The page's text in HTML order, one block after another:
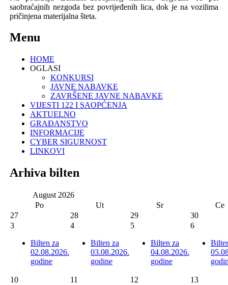
saobraćajnih nezgoda bez povrijeđenih lica, dok je na vozilima
pričinjena materijalna šteta.
Menu
HOME
OGLASI
KONKURSI
JAVNE NABAVKE
ZAVRŠENE JAVNE NABAVKE
VIJESTI 122 I SAOPĆENJA
AKTUELNO
GRAĐANSTVO
INFORMACIJE
CYBER SIGURNOST
LINKOVI
Arhiva bilten
August 2026
Po
Ut Sr
Ce
27
28 29
30
3
Bilten za
02.08.2026.
godine
4
Bilten za
03.08.2026.
godine
5
Bilten za
04.08.2026.
godine
6
10 11 12
13